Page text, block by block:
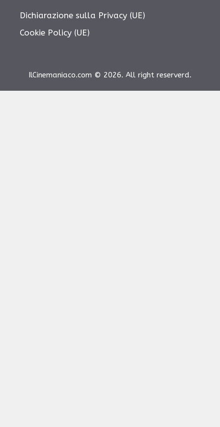
Dichiarazione sulla Privacy (UE)
Cookie Policy (UE)
IlCinemaniaco.com © 2026. All right reserverd.